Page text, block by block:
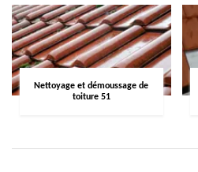
Nettoyage et démoussage de
toiture 51